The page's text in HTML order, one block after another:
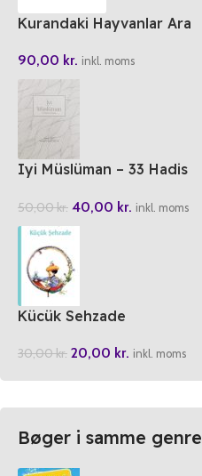
Kurandaki Hayvanlar Ara
90,00 kr. inkl. moms
Iyi Müslüman – 33 Hadis
50,00kr. 40,00 kr. inkl. moms
Kücük Sehzade
30,00kr. 20,00 kr. inkl. moms
Bøger i samme genre